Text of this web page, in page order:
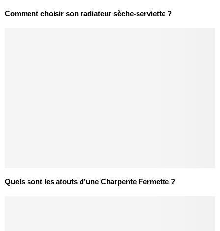
Comment choisir son radiateur sèche-serviette ?
Quels sont les atouts d’une Charpente Fermette ?